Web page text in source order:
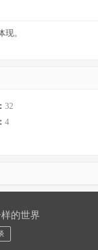
。
32
4
的世界